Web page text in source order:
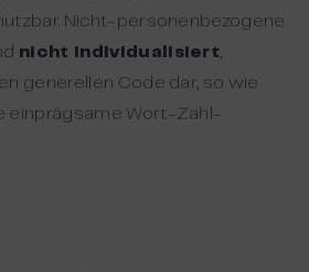
Nicht-personenbezogene
nicht individualisiert,
generellen Code dar, so wie
einprägsame Wort-Zahl-